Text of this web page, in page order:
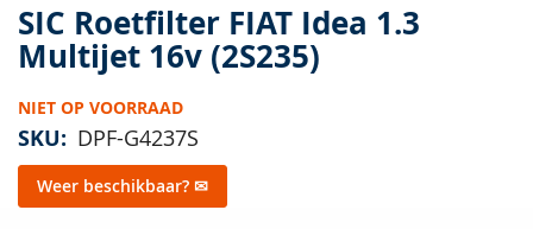
SIC Roetfilter FIAT Idea 1.3
Multijet 16v (2S235)
NIET OP VOORRAAD
SKU DPF-G4237S
Weer beschikbaar? ✉
Ga
naar
het
van
de
gallerij